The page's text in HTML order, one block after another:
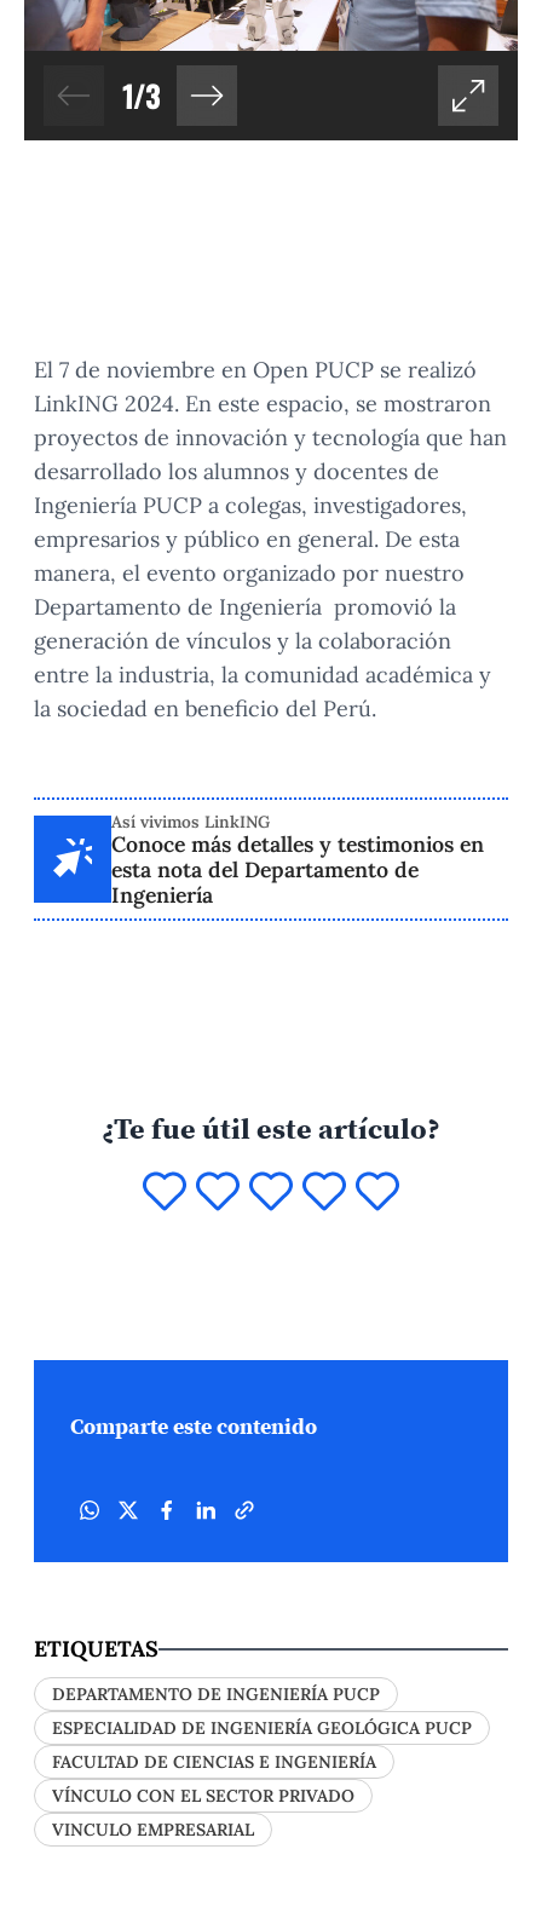
1/3
El 7 de noviembre en Open PUCP se realizó
LinkING 2024. En este espacio, se mostraron
proyectos de innovación y tecnología que han
desarrollado los alumnos y docentes de
Ingeniería PUCP a colegas, investigadores,
empresarios y público en general. De esta
manera, el evento organizado por nuestro
Departamento de Ingeniería promovió la
generación de vínculos y la colaboración
entre la industria, la comunidad académica y
la sociedad en beneficio del Perú.
Así vivimos LinkING
Conoce más detalles y testimonios en
esta nota del Departamento de
Ingeniería
¿Te fue útil este artículo?
Comparte este contenido
ETIQUETAS
DEPARTAMENTO DE INGENIERÍA PUCP
ESPECIALIDAD DE INGENIERÍA GEOLÓGICA PUCP
FACULTAD DE CIENCIAS E INGENIERÍA
VÍNCULO CON EL SECTOR PRIVADO
VINCULO EMPRESARIAL